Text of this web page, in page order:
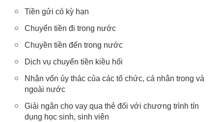
Tiền gửi có kỳ hạn
Chuyển tiền đi trong nước
Chuyền tiền đến trong nước
Dịch vụ chuyển tiền kiều hối
Nhận vốn ủy thác của các tổ chức, cá nhân trong và
ngoài nước
Giải ngân cho vay qua thẻ đối với chương trình tín
dụng học sinh, sinh viên